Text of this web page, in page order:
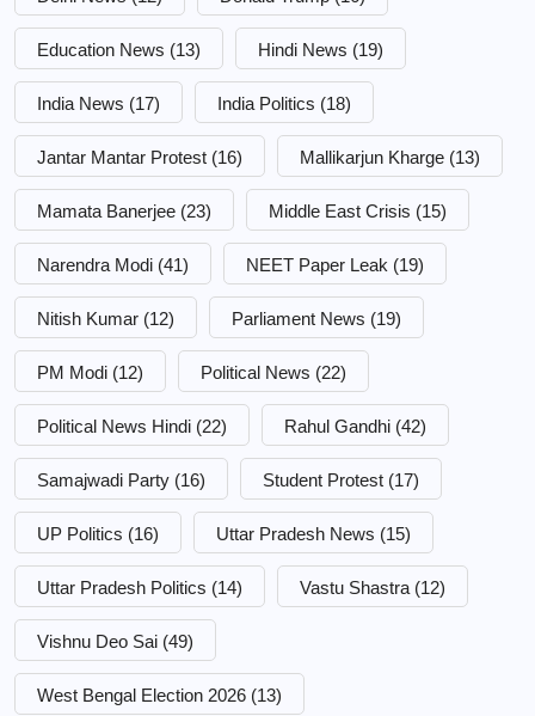
Education News (13) Hindi News (19)
India News (17) India Politics (18)
Jantar Mantar Protest (16) Mallikarjun Kharge (13)
Mamata Banerjee (23) Middle East Crisis (15)
Narendra Modi (41) NEET Paper Leak (19)
Nitish Kumar (12) Parliament News (19)
PM Modi (12) Political News (22)
Political News Hindi (22) Rahul Gandhi (42)
Samajwadi Party (16) Student Protest (17)
UP Politics (16) Uttar Pradesh News (15)
Uttar Pradesh Politics (14) Vastu Shastra (12)
Vishnu Deo Sai (49)
West Bengal Election 2026 (13)